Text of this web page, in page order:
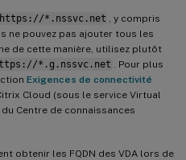
https://*.nssvc.net
, y compris
ne pouvez pas ajouter tous les
de cette manière, utilisez plutôt
*.g.nssvc.net
. Pour plus
Exigences de connectivité
Cloud (sous le service Virtual
Centre de connaissances
obtenir les FQDN des VDA lors de